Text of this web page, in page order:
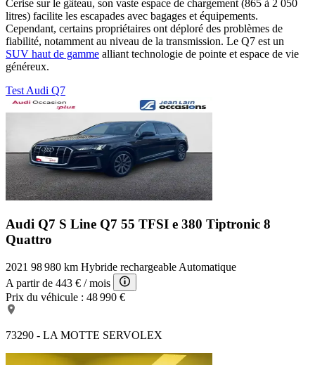
Cerise sur le gâteau, son vaste espace de chargement (865 à 2 050
litres) facilite les escapades avec bagages et équipements.
Cependant, certains propriétaires ont déploré des problèmes de
fiabilité, notamment au niveau de la transmission. Le Q7 est un
SUV haut de gamme alliant technologie de pointe et espace de vie
généreux.
Test Audi Q7
Audi Q7 S Line Q7 55 TFSI e 380 Tiptronic 8
Quattro
2021 98 980 km Hybride rechargeable Automatique
A partir de 443 € / mois
Prix du véhicule : 48 990 €
73290 - LA MOTTE SERVOLEX